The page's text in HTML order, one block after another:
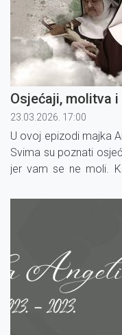
Osjećaji, molitva
23.03.2026. 17:00
U ovoj epizodi majka
Svima su poznati
jer vam se ne moli.
a to je velika